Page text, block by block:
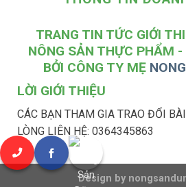
TRANG TIN TỨC GIỚI
NÔNG SẢN THỰC PHẨM
BỞI CÔNG TY MẸ
LỜI GIỚI THIỆU
CÁC BẠN THAM GIA TRAO ĐỔI
LÒNG LIÊN HỆ: 0364345863
Design by